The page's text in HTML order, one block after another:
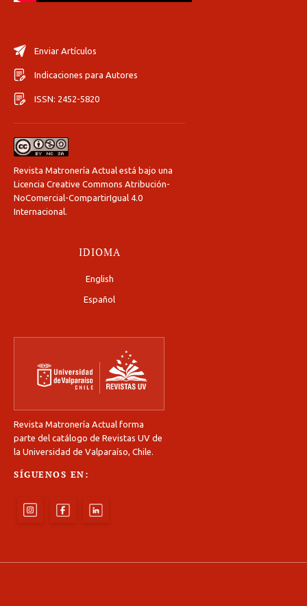
Enviar Artículos
Indicaciones para Autores
ISSN: 2452-5820
Revista Matronería Actual está bajo una
Licencia Creative Commons Atribución-
NoComercial-CompartirIgual 4.0
Internacional.
IDIOMA
English
Español
Revista Matronería Actual forma
parte del catálogo de Revistas UV de
la Universidad de Valparaíso, Chile.
SÍGUENOS EN: